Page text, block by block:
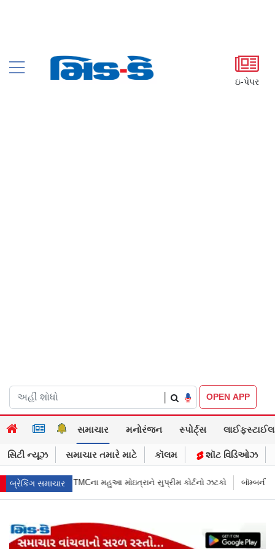
ઇ-પેપર
OPEN APP
સમાચાર મનોરંજન સ્પોર્ટ્સ લાઈફસ્ટાઈલ
સિટી ન્યૂઝ સમાચાર તમારે માટે કૉલમ શૉટ વિડિઓઝ
બ્રેકિંગ સમાચાર
સુપ્રીમ કોર્ટનો ઝટકો બૉમ્બની ધમકી બાદ મુંબઈમાં હાઈ ઍલર્ટ: